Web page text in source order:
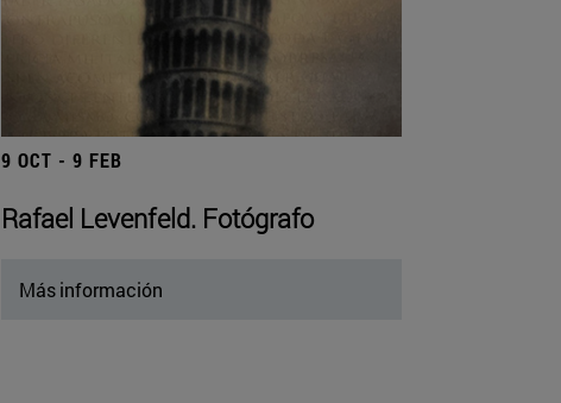
9 OCT - 9 FEB
Rafael Levenfeld. Fotógrafo
Más información